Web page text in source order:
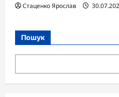
Стаценко Ярослав
Пошук